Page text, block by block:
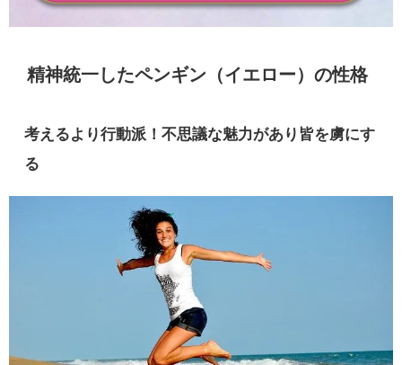
精神統一したペンギン（イエロー）の性格
考えるより行動派！不思議な魅力があり皆を虜にす
る